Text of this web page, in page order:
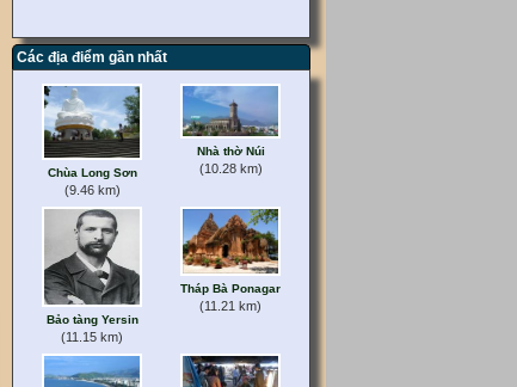
Các địa điểm gần nhất
Chùa Long Sơn
(9.46 km)
Nhà thờ Núi
(10.28 km)
Bảo tàng Yersin
(11.15 km)
Tháp Bà Ponagar
(11.21 km)